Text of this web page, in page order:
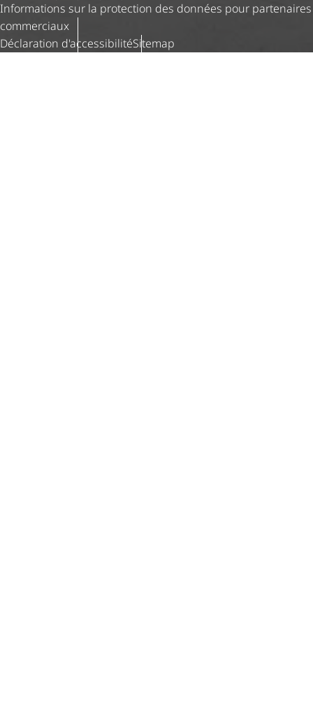
Informations sur la protection des données pour partenaires
commerciaux
Déclaration d'ac­ces­si­bi­litéSitemap